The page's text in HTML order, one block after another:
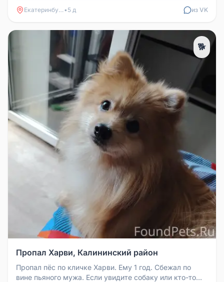
Екатеринбург • 5 д из VK
🐕
Пропал Харви, Калининский район
Пропал пёс по кличке Харви. Ему 1 год. Сбежал по
вине пьяного мужа. Если увидите собаку или кто-то